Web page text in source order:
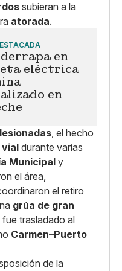
subieran a la
atorada.
en
eléctrica
en
, el hecho
durante varias
Municipaly
el área,
el retiro
grúa de gran
trasladado al
Carmen–Puerto
de la